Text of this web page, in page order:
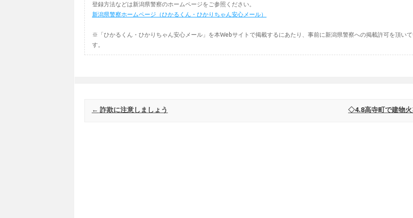
登録方法などは新潟県警察のホームページをご参照ください。
新潟県警察ホームページ（ひかるくん・ひかりちゃん安心メール）
※「ひかるくん・ひかりちゃん安心メール」を本Webサイトで掲載するにあたり、事前に新潟県警察への掲載許可を頂いて
す。
Post navigation
← 詐欺に注意しましょう ◇4.8高寺町で建物火